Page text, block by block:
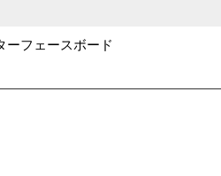
フェースボード